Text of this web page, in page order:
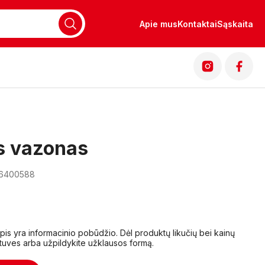
Apie musKontaktaiSąskaita
vazonas
yra informacinio pobūdžio. Dėl produktų likučių bei kainų
arba užpildykite užklausos formą.